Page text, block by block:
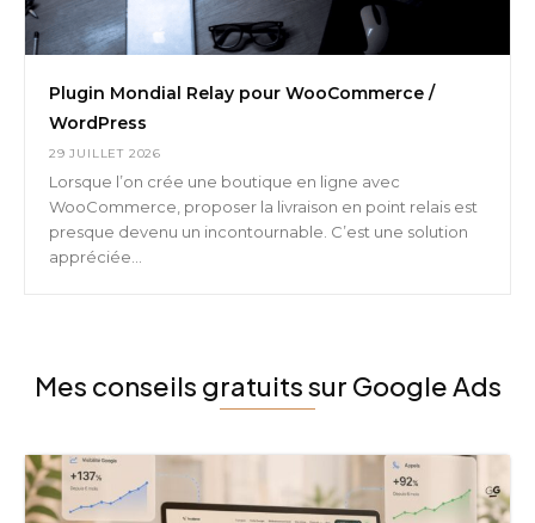
Plugin Mondial Relay pour WooCommerce /
WordPress
29 JUILLET 2026
Lorsque l’on crée une boutique en ligne avec
WooCommerce, proposer la livraison en point relais est
presque devenu un incontournable. C’est une solution
appréciée...
Mes conseils gratuits sur Google Ads